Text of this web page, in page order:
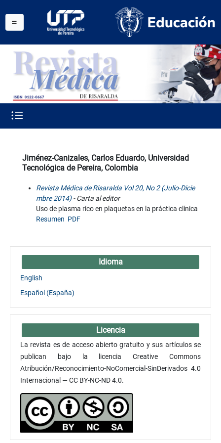
Jiménez-Canizales, Carlos Eduardo, Universidad
Tecnológica de Pereira, Colombia
Revista Médica de Risaralda Vol 20, No 2 (Julio-Dicie
mbre 2014)- Carta al editor
Uso de plasma rico en plaquetas en la práctica clínica
Resumen PDF
Idioma
English
Español (España)
Licencia
La revista es de acceso abierto gratuito y sus artículos se
publican bajo la licencia Creative Commons
Atribución/Reconocimiento-NoComercial-SinDerivados 4.0
Internacional — CC BY-NC-ND 4.0.